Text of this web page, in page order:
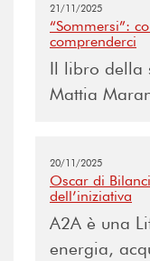
21/11/2025
“Sommersi”:
comprenderci
Il libro della
Mattia
20/11/2025
Oscar di
dell’iniziativa
A2A è una
energia,